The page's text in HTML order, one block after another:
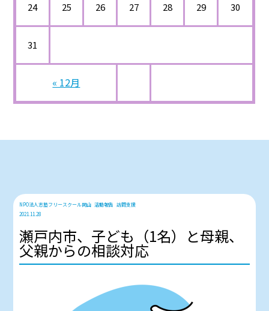
« 12月
24 25 26 27 28 29 30
31
NPO法人志塾フリースクール岡山 活動報告 訪問支援
2021.11.28
瀬戸内市、子ども（1名）と母親、
父親からの相談対応